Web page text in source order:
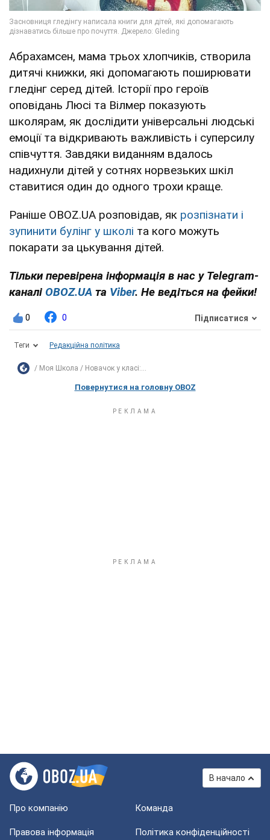
Абрахамсен, мама трьох хлопчиків, створила
дитячі книжки, які допомагають поширювати
гледінг серед дітей. Історії про героїв
оповідань Люсі та Вілмер показують
школярам, як дослідити універсальні людські
емоції та відкривають важливість і суперсилу
співчуття. Завдяки виданням вдалось
надихнули дітей у сотнях норвезьких шкіл
ставитися один до одного трохи краще.
Раніше OBOZ.UA розповідав, як розпізнати і
зупинити булінг у школі та кого можуть
покарати за цькування дітей.
Тільки перевірена інформація в нас у Telegram-
каналі OBOZ.UA та Viber. Не ведіться на фейки!
0 0 Підписатися
Теги Редакційна політика
Моя Школа Новачок у класі:...
Повернутися на головну OBOZ
В начало
Про компанію Команда
Правова інформація Політика конфіденційності